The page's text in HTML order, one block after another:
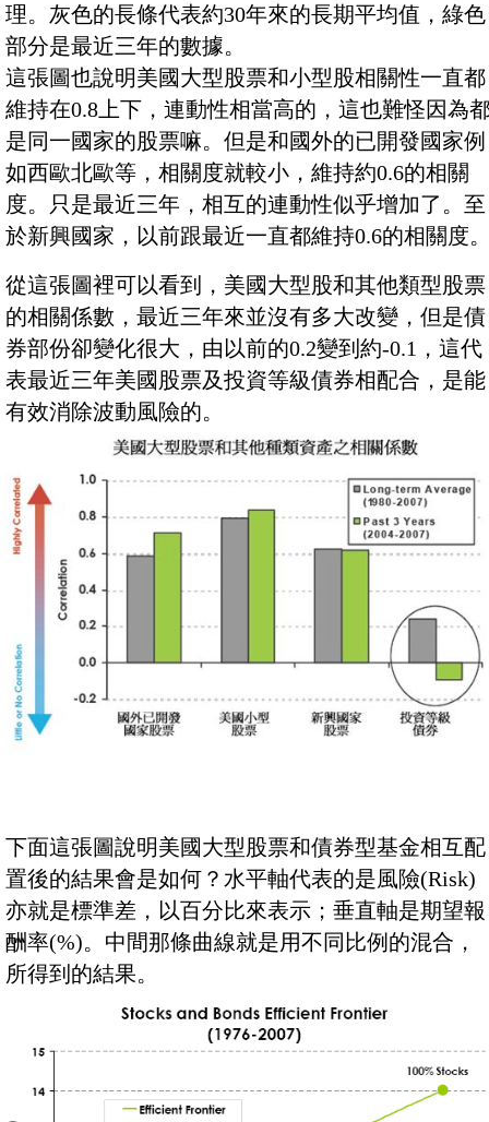
理。灰色的長條代表約30年來的長期平均值，綠色
部分是最近三年的數據。
這張圖也說明美國大型股票和小型股相關性一直都
維持在0.8上下，連動性相當高的，這也難怪因為
是同一國家的股票嘛。但是和國外的已開發國家例
如西歐北歐等，相關度就較小，維持約0.6的相關
度。只是最近三年，相互的連動性似乎增加了。至
於新興國家，以前跟最近一直都維持0.6的相關度
從這張圖裡可以看到，美國大型股和其他類型股票
的相關係數，最近三年來並沒有多大改變，但是債
券部份卻變化很大，由以前的0.2變到約-0.1，這代
表最近三年美國股票及投資等級債券相配合，是能
有效消除波動風險的。
下面這張圖說明美國大型股票和債券型基金相互配
置後的結果會是如何？水平軸代表的是風險(Risk)
亦就是標準差，以百分比來表示；垂直軸是期望報
酬率(%)。中間那條曲線就是用不同比例的混合，
所得到的結果。